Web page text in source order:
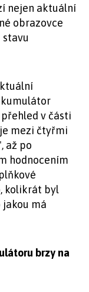
nejen aktuální
obrazovce
stavu
v části
mezi čtyřmi
až po
hodnocením
kolikrát byl
má
brzy na